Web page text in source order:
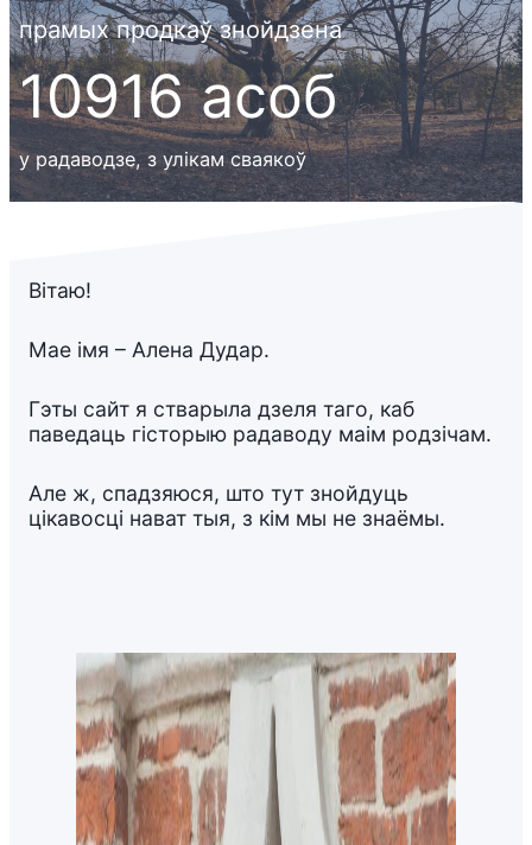
прамых продкаў знойдзена
10916
асоб
10916 асоб
у радаводзе, з улікам сваякоў
Вітаю!
Мае імя – Алена Дудар.
Гэты сайт я стварыла дзеля таго, каб
паведаць гісторыю радаводу маім родзічам.
Але ж, спадзяюся, што тут знойдуць
цікавосці нават тыя, з кім мы не знаёмы.